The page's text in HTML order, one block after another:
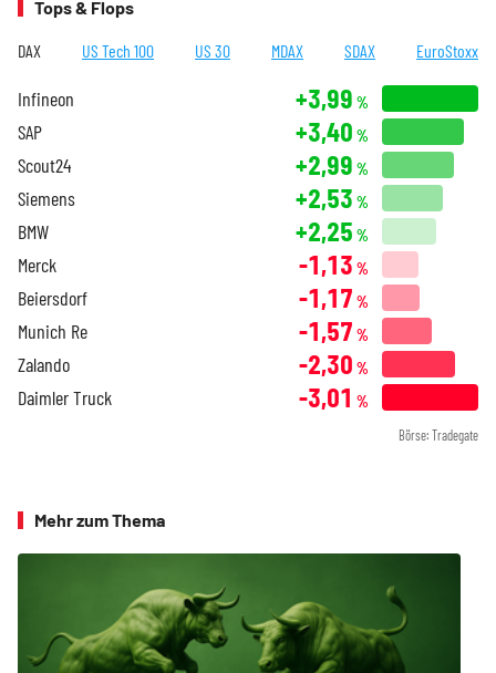
Tops & Flops
DAX US Tech 100 US 30 MDAX SDAX EuroStoxx
Infineon +3,99 %
SAP +3,40 %
Scout24 +2,99 %
Siemens +2,53 %
BMW +2,25 %
Merck -1,13 %
Beiersdorf -1,17 %
Munich Re -1,57 %
Zalando -2,30 %
Daimler Truck -3,01 %
Börse: Tradegate
Mehr zum Thema